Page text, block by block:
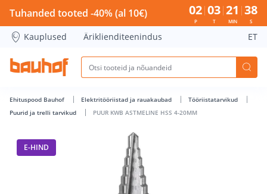
PUUR KWB ASTMELINE HSS 4-20MM - Bauhof has loaded
Tuhanded tooted -40% (al 10€) 02
P
03
T
21
MIN
37
S
Kauplused Äriklienditeenindus ET
Ehituspood Bauhof Elektritööriistad ja rauakaubad
Tööriistatarvikud
Puurid ja trelli tarvikud
PUUR KWB ASTMELINE HSS 4-20MM
E-HIND